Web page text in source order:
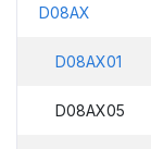
D08AX
D08AX01
D08AX05